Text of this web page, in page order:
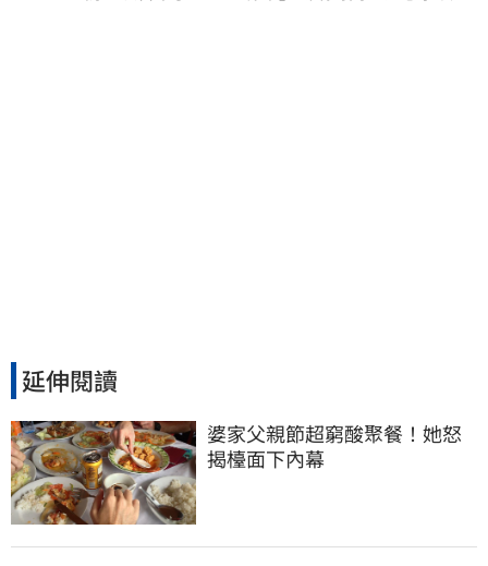
延伸閱讀
婆家父親節超窮酸聚餐！她怒
揭檯面下內幕